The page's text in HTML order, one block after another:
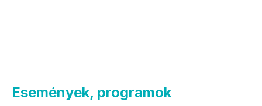
Események, programok